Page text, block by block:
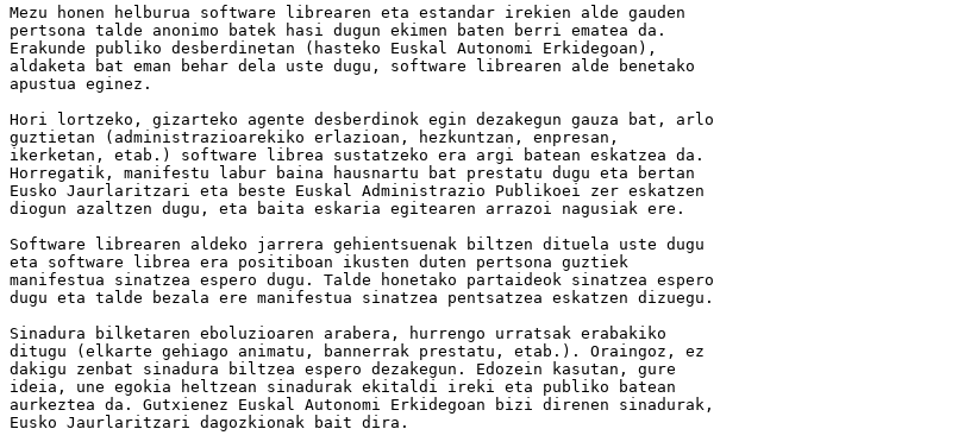
Mezu honen helburua software librearen eta estandar irekien alde gauden
pertsona talde anonimo batek hasi dugun ekimen baten berri ematea da.
Erakunde publiko desberdinetan (hasteko Euskal Autonomi Erkidegoan),
aldaketa bat eman behar dela uste dugu, software librearen alde benetako
apustua eginez.
Hori lortzeko, gizarteko agente desberdinok egin dezakegun gauza bat, arlo
guztietan (administrazioarekiko erlazioan, hezkuntzan, enpresan,
ikerketan, etab.) software librea sustatzeko era argi batean eskatzea da.
Horregatik, manifestu labur baina hausnartu bat prestatu dugu eta bertan
Eusko Jaurlaritzari eta beste Euskal Administrazio Publikoei zer eskatzen
diogun azaltzen dugu, eta baita eskaria egitearen arrazoi nagusiak ere.
Software librearen aldeko jarrera gehientsuenak biltzen dituela uste dugu
eta software librea era positiboan ikusten duten pertsona guztiek
manifestua sinatzea espero dugu. Talde honetako partaideok sinatzea espero
dugu eta talde bezala ere manifestua sinatzea pentsatzea eskatzen dizuegu.
Sinadura bilketaren eboluzioaren arabera, hurrengo urratsak erabakiko
ditugu (elkarte gehiago animatu, bannerrak prestatu, etab.). Oraingoz, ez
dakigu zenbat sinadura biltzea espero dezakegun. Edozein kasutan, gure
ideia, une egokia heltzean sinadurak ekitaldi ireki eta publiko batean
aurkeztea da. Gutxienez Euskal Autonomi Erkidegoan bizi direnen sinadurak,
Eusko Jaurlaritzari dagozkionak bait dira.